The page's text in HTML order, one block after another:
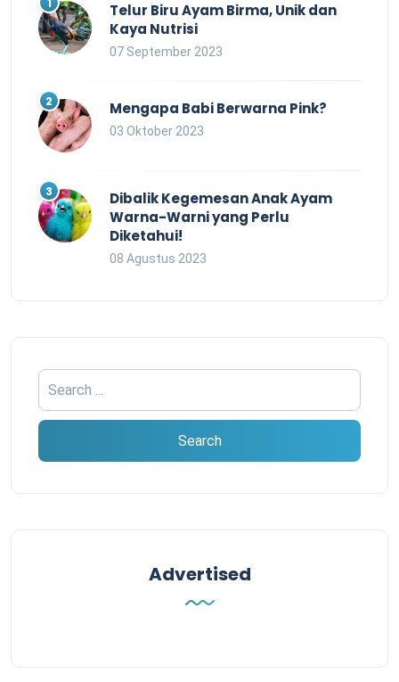
Telur Biru Ayam Birma, Unik dan
Kaya Nutrisi
07 September 2023
Mengapa Babi Berwarna Pink?
03 Oktober 2023
Dibalik Kegemesan Anak Ayam
Warna-Warni yang Perlu
Diketahui!
08 Agustus 2023
Advertised